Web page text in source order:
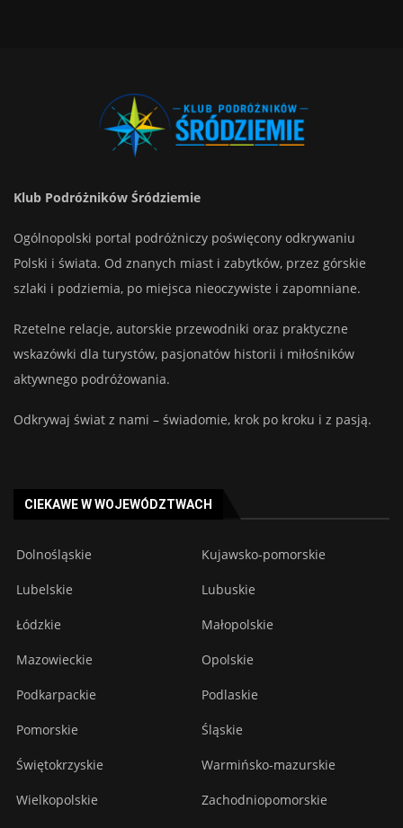
Klub Podróżników Śródziemie
Ogólnopolski portal podróżniczy poświęcony odkrywaniu
Polski i świata. Od znanych miast i zabytków, przez górskie
szlaki i podziemia, po miejsca nieoczywiste i zapomniane.
Rzetelne relacje, autorskie przewodniki oraz praktyczne
wskazówki dla turystów, pasjonatów historii i miłośników
aktywnego podróżowania.
Odkrywaj świat z nami – świadomie, krok po kroku i z pasją.
CIEKAWE W WOJEWÓDZTWACH
Dolnośląskie Kujawsko-pomorskie
Lubelskie Lubuskie
Łódzkie Małopolskie
Mazowieckie Opolskie
Podkarpackie Podlaskie
Pomorskie Śląskie
Świętokrzyskie Warmińsko-mazurskie
Wielkopolskie Zachodniopomorskie